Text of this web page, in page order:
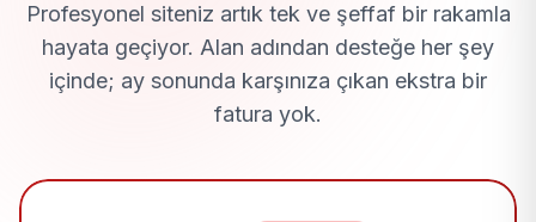
Profesyonel siteniz artık tek ve şeffaf bir rakamla
hayata geçiyor. Alan adından desteğe her şey
içinde; ay sonunda karşınıza çıkan ekstra bir
fatura yok.